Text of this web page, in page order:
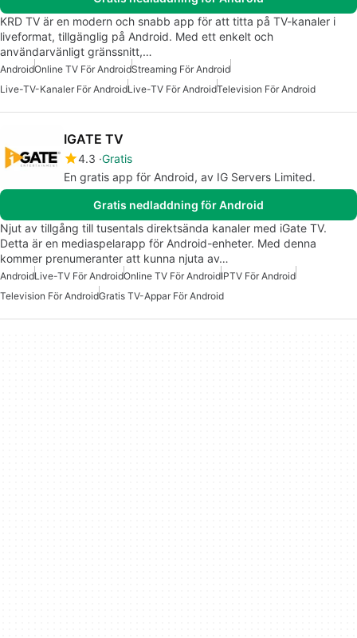
KRD TV är en modern och snabb app för att titta på TV-kanaler i
liveformat, tillgänglig på Android. Med ett enkelt och
användarvänligt gränssnitt,…
AndroidOnline TV För AndroidStreaming För Android
Live-TV-Kanaler För AndroidLive-TV För AndroidTelevision För Android
IGATE TV
4.3 Gratis
En gratis app för Android, av IG Servers Limited.
Gratis nedladdning för Android
Njut av tillgång till tusentals direktsända kanaler med iGate TV.
Detta är en mediaspelarapp för Android-enheter. Med denna
kommer prenumeranter att kunna njuta av…
AndroidLive-TV För AndroidOnline TV För AndroidIPTV För Android
Television För AndroidGratis TV-Appar För Android